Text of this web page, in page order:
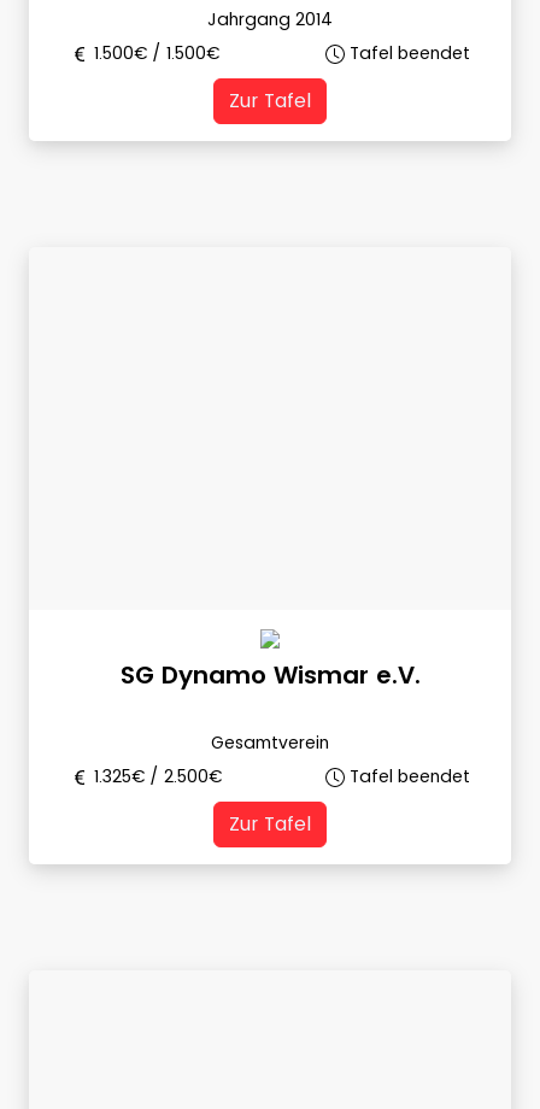
Jahrgang 2014
1.500€ / 1.500€ Tafel beendet
Zur Tafel
SG Dynamo Wismar e.V.
Gesamtverein
1.325€ / 2.500€ Tafel beendet
Zur Tafel